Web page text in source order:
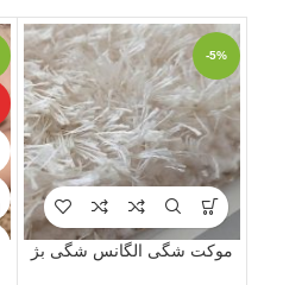
-5%
موکت شگی الگانس شگی بژ